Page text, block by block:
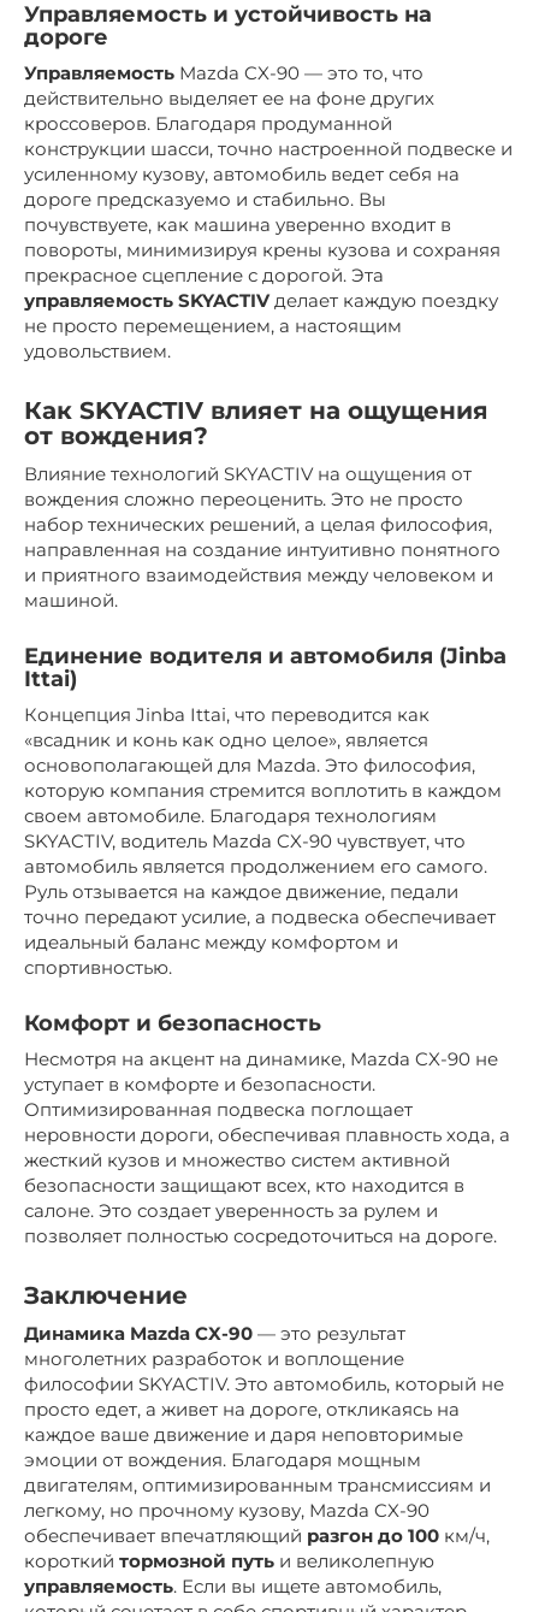
Управляемость и устойчивость на
дороге
Управляемость Mazda CX-90 — это то, что
действительно выделяет ее на фоне других
кроссоверов. Благодаря продуманной
конструкции шасси, точно настроенной подвеске и
усиленному кузову, автомобиль ведет себя на
дороге предсказуемо и стабильно. Вы
почувствуете, как машина уверенно входит в
повороты, минимизируя крены кузова и сохраняя
прекрасное сцепление с дорогой. Эта
управляемость SKYACTIV делает каждую поездку
не просто перемещением, а настоящим
удовольствием.
Как SKYACTIV влияет на ощущения
от вождения?
Влияние технологий SKYACTIV на ощущения от
вождения сложно переоценить. Это не просто
набор технических решений, а целая философия,
направленная на создание интуитивно понятного
и приятного взаимодействия между человеком и
машиной.
Единение водителя и автомобиля (Jinba
Ittai)
Концепция Jinba Ittai, что переводится как
«всадник и конь как одно целое», является
основополагающей для Mazda. Это философия,
которую компания стремится воплотить в каждом
своем автомобиле. Благодаря технологиям
SKYACTIV, водитель Mazda CX-90 чувствует, что
автомобиль является продолжением его самого.
Руль отзывается на каждое движение, педали
точно передают усилие, а подвеска обеспечивает
идеальный баланс между комфортом и
спортивностью.
Комфорт и безопасность
Несмотря на акцент на динамике, Mazda CX-90 не
уступает в комфорте и безопасности.
Оптимизированная подвеска поглощает
неровности дороги, обеспечивая плавность хода, а
жесткий кузов и множество систем активной
безопасности защищают всех, кто находится в
салоне. Это создает уверенность за рулем и
позволяет полностью сосредоточиться на дороге.
Заключение
Динамика Mazda CX-90 — это результат
многолетних разработок и воплощение
философии SKYACTIV. Это автомобиль, который не
просто едет, а живет на дороге, откликаясь на
каждое ваше движение и даря неповторимые
эмоции от вождения. Благодаря мощным
двигателям, оптимизированным трансмиссиям и
легкому, но прочному кузову, Mazda CX-90
обеспечивает впечатляющий разгон до 100 км/ч,
короткий тормозной путь и великолепную
управляемость. Если вы ищете автомобиль,